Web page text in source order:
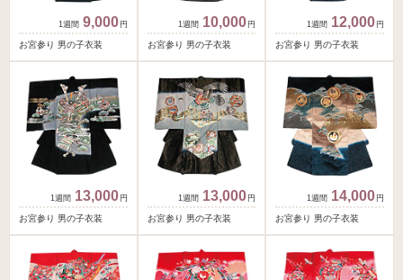
9,000 円
お宮参り 男の子衣装
10,000 円
お宮参り 男の子衣装
12,000 円
お宮参り 男の子衣装
13,000 円
お宮参り 男の子衣装
13,000 円
お宮参り 男の子衣装
14,000 円
お宮参り 男の子衣装